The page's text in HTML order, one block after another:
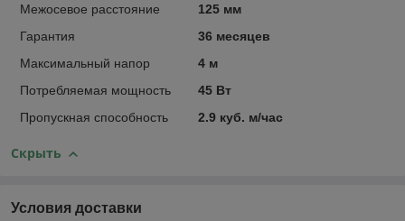
Межосевое расстояние
125 мм
Гарантия
36 месяцев
Максимальный напор
4 м
Потребляемая мощность
45 Вт
Пропускная способность
2.9 куб. м/час
Скрыть
Условия доставки